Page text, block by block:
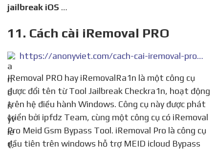
jailbreak iOS …
11. Cách cài iRemoval PRO
https://anonyviet.com/cach-cai-iremoval-pro-checkra1n-tren-windows-de-jailbreak-iphone/
IRemoval PRO hay iRemovalRa1n là một công cụ
được đổi tên từ Tool Jailbreak Checkra1n, hoạt động
trên hệ điều hành Windows. Công cụ này được phát
triển bởi ipfdz Team, cùng một công cụ có iRemoval
Pro Meid Gsm Bypass Tool. iRemoval Pro là công cụ
đầu tiên trên windows hỗ trợ MEID icloud Bypass